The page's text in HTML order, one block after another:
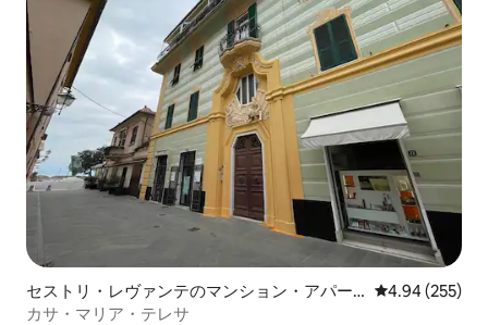
セストリ・レヴァンテのマンション・アパー
ト
レビュー255
4.94 (255)
カサ・マリア・テレサ